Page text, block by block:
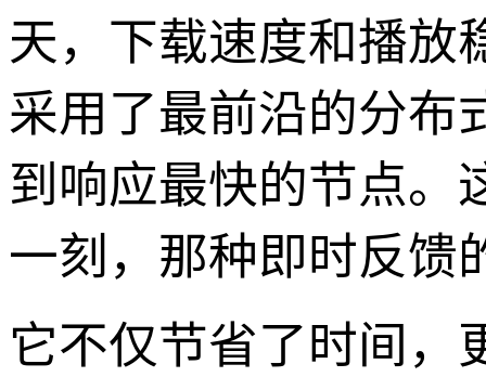
天，下载速度和播放
采用了最前沿的分布
到响应最快的节点。
一刻，那种即时反馈
它不仅节省了时间，